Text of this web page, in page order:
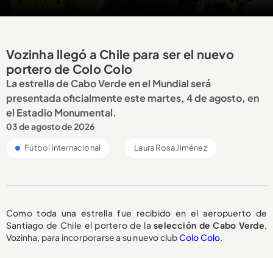
Vozinha llegó a Chile para ser el nuevo
portero de Colo Colo
La estrella de Cabo Verde en el Mundial será
presentada oficialmente este martes, 4 de agosto, en
el Estadio Monumental.
03 de agosto de 2026
Fútbol internacional Laura Rosa Jiménez
Como toda una estrella fue recibido en el aeropuerto de
Santiago de Chile el portero de laselección de Cabo Verde,
Vozinha, para incorporarse a su nuevo clubColo Colo.